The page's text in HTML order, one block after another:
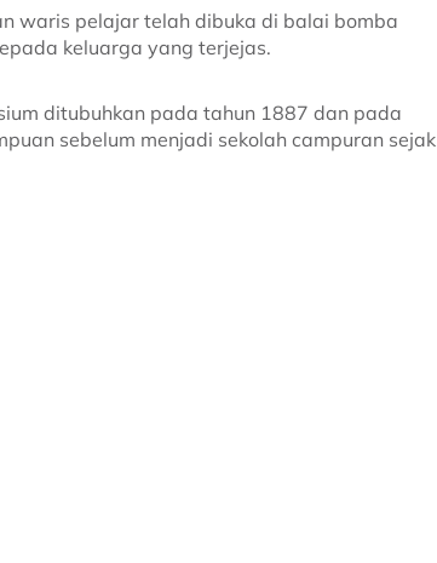
waris pelajar telah dibuka di balai bomba
keluarga yang terjejas.
ditubuhkan pada tahun 1887 dan pada
sebelum menjadi sekolah campuran sejak